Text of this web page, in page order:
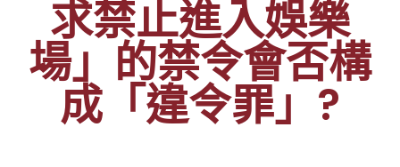
求禁止進入娛樂
場」的禁令會否構
成「違令罪」?